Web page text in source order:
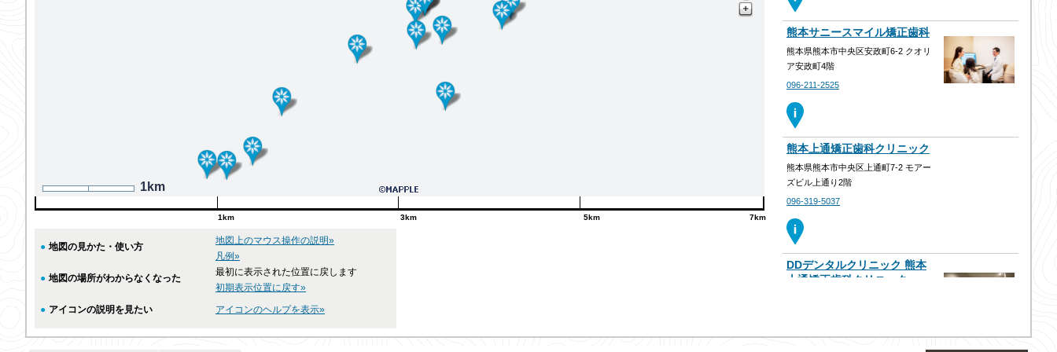
1km
1km 3km 5km 7km
熊本サニースマイル矯正歯科
熊本県熊本市中央区安政町6-2 クオリ
ア安政町4階
096-211-2525
熊本上通矯正歯科クリニック
熊本県熊本市中央区上通町7-2 モアー
ズビル上通り2階
096-319-5037
DDデンタルクリニック 熊本
上通矯正歯科クリニック
● 地図の見かた・使い方
地図上のマウス操作の説明»
凡例»
● 地図の場所がわからなくなった
最初に表示された位置に戻します
初期表示位置に戻す»
● アイコンの説明を見たい アイコンのヘルプを表示»